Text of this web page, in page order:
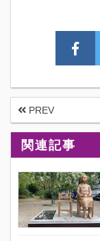
PREV
関連記事